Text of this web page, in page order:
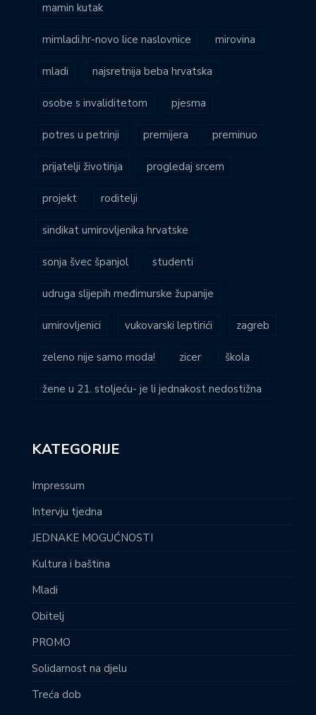
mamin kutak
mimladi.hr-novo lice naslovnice mirovina
mladi najsretnija beba hrvatska
osobe s invaliditetom pjesma
potres u petrinji premijera preminuo
prijatelji životinja progledaj srcem
projekt roditelji
sindikat umirovljenika hrvatske
sonja švec španjol studenti
udruga slijepih međimurske županije
umirovljenici vukovarski leptirići zagreb
zeleno nije samo moda! zicer škola
žene u 21. stoljeću- je li jednakost nedostižna
KATEGORIJE
Impressum
Intervju tjedna
JEDNAKE MOGUĆNOSTI
Kultura i baština
Mladi
Obitelj
PROMO
Solidarnost na djelu
Treća dob